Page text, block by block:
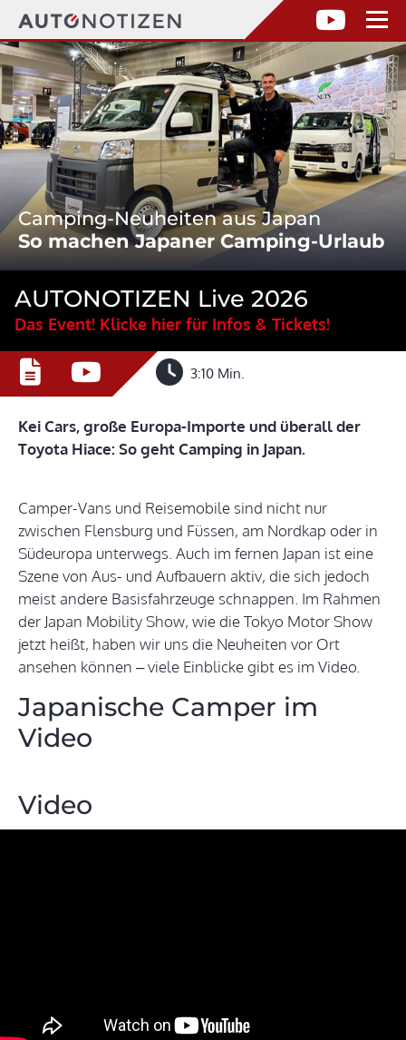
Camping-Neuheiten aus Japan
So machen Japaner Camping-Urlaub
AUTONOTIZEN Live 2026
Das Event! Klicke hier für Infos & Tickets!
3:10 Min.
Kei Cars, große Europa-Importe und überall der
Toyota Hiace: So geht Camping in Japan.
Camper-Vans und Reisemobile sind nicht nur
zwischen Flensburg und Füssen, am Nordkap oder in
Südeuropa unterwegs. Auch im fernen Japan ist eine
Szene von Aus- und Aufbauern aktiv, die sich jedoch
meist andere Basisfahrzeuge schnappen. Im Rahmen
der Japan Mobility Show, wie die Tokyo Motor Show
jetzt heißt, haben wir uns die Neuheiten vor Ort
ansehen können – viele Einblicke gibt es im Video.
Japanische Camper im
Video
Video